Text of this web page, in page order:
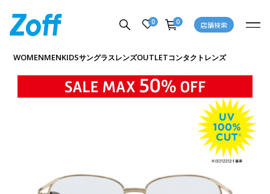
0 0 店舗検索
WOMENMENKIDSサングラスレンズOUTLETコンタクトレンズ
商品詳細ページへ